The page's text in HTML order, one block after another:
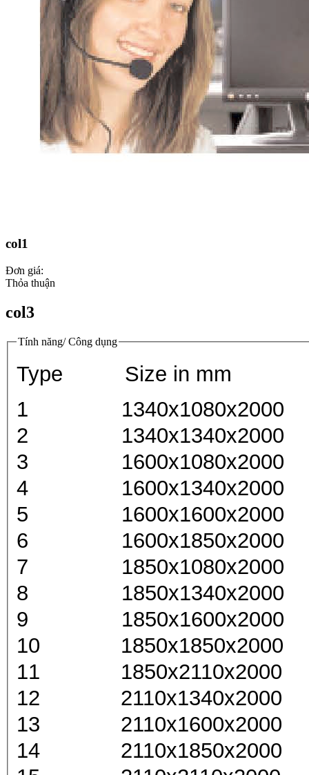
col1
Đơn giá:
Thỏa thuận
col3
Tính năng/ Công dụng
Type Size in mm
1 1340x1080x2000
2 1340x1340x2000
3 1600x1080x2000
4 1600x1340x2000
5 1600x1600x2000
6 1600x1850x2000
7 1850x1080x2000
8 1850x1340x2000
9 1850x1600x2000
10 1850x1850x2000
11 1850x2110x2000
12 2110x1340x2000
13 2110x1600x2000
14 2110x1850x2000